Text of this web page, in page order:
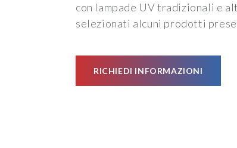
con lampade UV tradizionali e
selezionati alcuni prodotti
RICHIEDI INFORMAZIONI